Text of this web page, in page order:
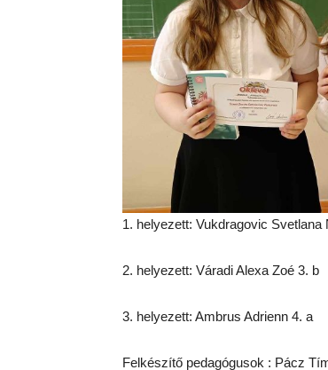
1. helyezett: Vukdragovic Svetlana
2. helyezett: Váradi Alexa Zoé 3. b
3. helyezett: Ambrus Adrienn 4. a
Felkészítő pedagógusok : Pácz